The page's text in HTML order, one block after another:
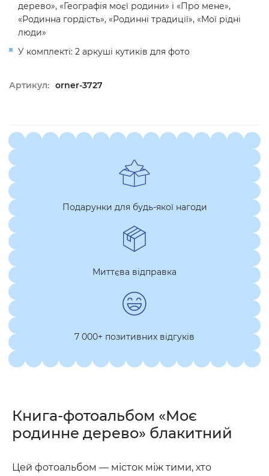
дерево», «Географія моєї родини» і «Про мене»,
«Родинна гордість», «Родинні традиції», «Мої рідні
люди»
У комплекті: 2 аркуші кутиків для фото
Артикул: orner-3727
Подарунки для будь-якої нагоди
Миттєва відправка
7 000+ позитивних відгуків
Книга-фотоальбом «Моє
родинне дерево» блакитний
Цей фотоальбом — місток між тими, хто